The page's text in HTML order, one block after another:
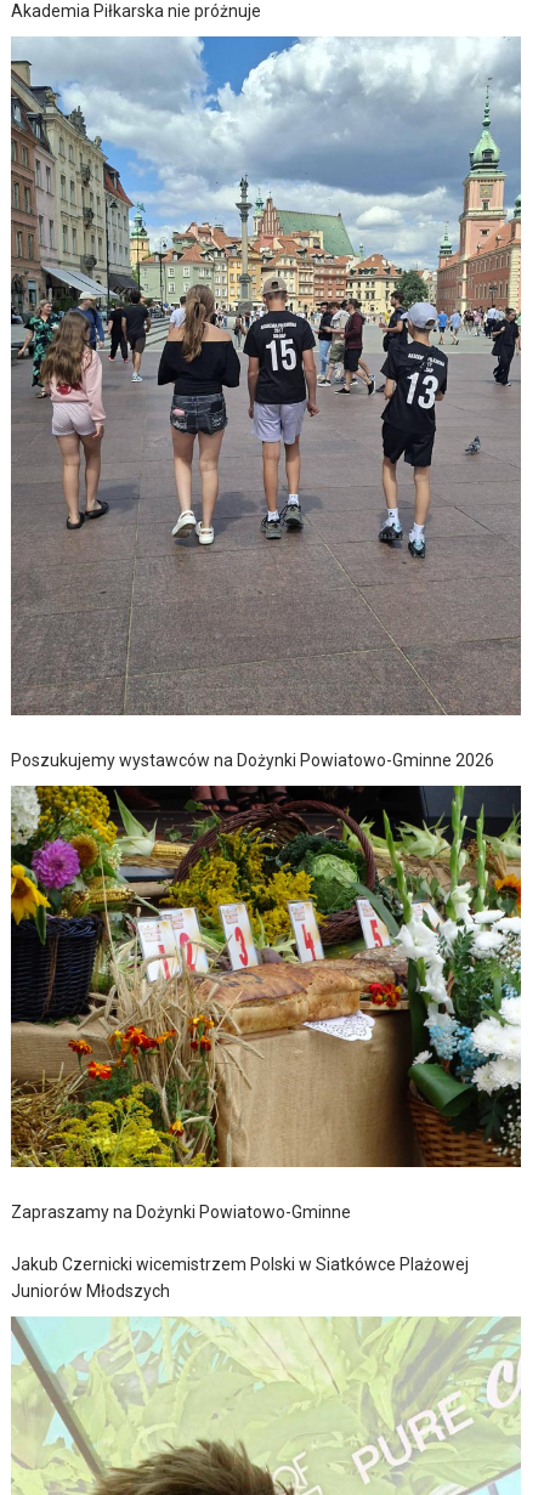
Akademia Piłkarska nie próżnuje
Poszukujemy wystawców na Dożynki Powiatowo-Gminne 2026
Zapraszamy na Dożynki Powiatowo-Gminne
Jakub Czernicki wicemistrzem Polski w Siatkówce Plażowej
Juniorów Młodszych